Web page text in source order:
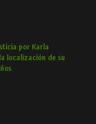
por Karla
localización de su